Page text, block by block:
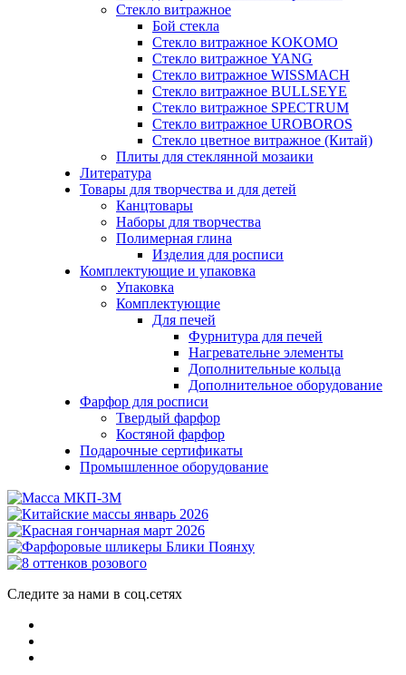
Стекло витражное
Бой стекла
Стекло витражное KOKOMO
Стекло витражное YANG
Стекло витражное WISSMACH
Стекло витражное BULLSEYE
Стекло витражное SPECTRUM
Стекло витражное UROBOROS
Стекло цветное витражное (Китай)
Плиты для стеклянной мозаики
Литература
Товары для творчества и для детей
Канцтовары
Наборы для творчества
Полимерная глина
Изделия для росписи
Комплектующие и упаковка
Упаковка
Комплектующие
Для печей
Фурнитура для печей
Нагревательне элементы
Дополнительные кольца
Дополнительное оборудование
Фарфор для росписи
Твердый фарфор
Костяной фарфор
Подарочные сертификаты
Промышленное оборудование
Следите за нами в соц.сетях